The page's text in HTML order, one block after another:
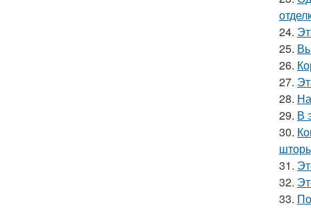
24.
25.
26.
27.
28.
29. В
30.
31.
32.
33.